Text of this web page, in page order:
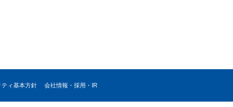
ィ基本方針 会社情報・採用・IR